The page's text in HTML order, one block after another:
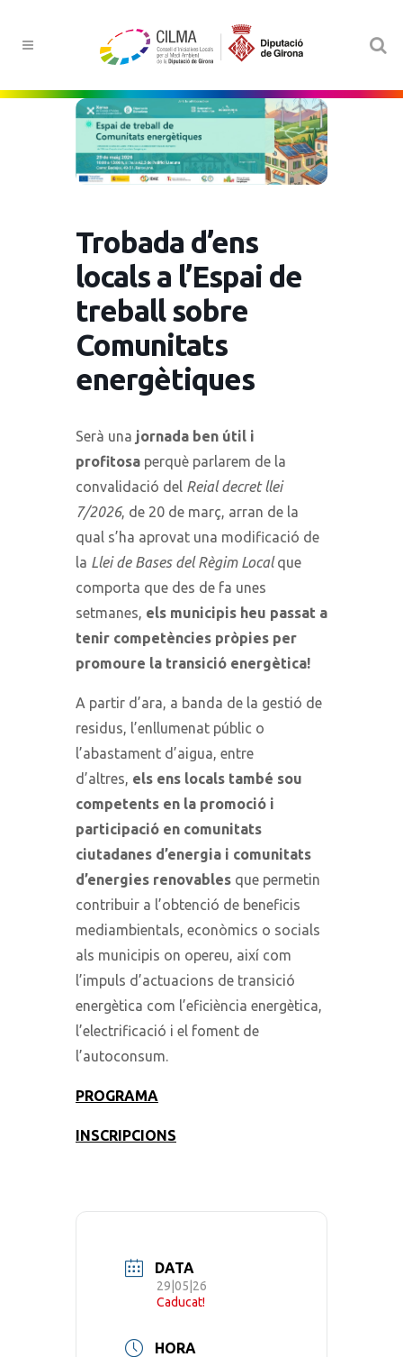
Trobada d’ens
locals a l’Espai de
treball sobre
Comunitats
energètiques
Serà una jornada ben útil i
profitosa perquè parlarem de la
convalidació del Reial decret llei
7/2026, de 20 de març, arran de la
qual s’ha aprovat una modificació de
la Llei de Bases del Règim Localque
comporta que des de fa unes
setmanes, els municipis heu passat a
tenir competències pròpies per
promoure la transició energètica!
A partir d’ara, a banda de la gestió de
residus, l’enllumenat públic o
l’abastament d’aigua, entre
d’altres, els ens locals també sou
competents en la promoció i
participació en comunitats
ciutadanes d’energia i comunitats
d’energies renovables que permetin
contribuir a l’obtenció de beneficis
mediambientals, econòmics o socials
als municipis on opereu, així com
l’impuls d’actuacions de transició
energètica com l’eficiència energètica,
l’electrificació i el foment de
l’autoconsum.
PROGRAMA
INSCRIPCIONS
DATA
29|05|26
Caducat!
HORA